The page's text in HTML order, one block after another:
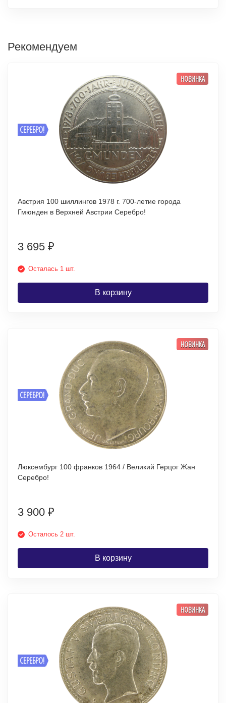
Рекомендуем
СЕРЕБРО!
НОВИНКА
Австрия 100 шиллингов 1978 г. 700-летие города
Гмюнден в Верхней Австрии Серебро!
3 695 ₽
Осталась 1 шт.
В корзину
СЕРЕБРО!
НОВИНКА
Люксембург 100 франков 1964 / Великий Герцог Жан
Серебро!
3 900 ₽
Осталось 2 шт.
В корзину
СЕРЕБРО!
НОВИНКА